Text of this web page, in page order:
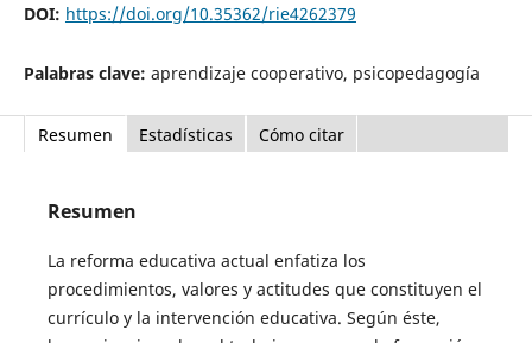
DOI: https://doi.org/10.35362/rie4262379
Palabras clave: aprendizaje cooperativo, psicopedagogía
Resumen Estadísticas Cómo citar
Resumen
La reforma educativa actual enfatiza los
procedimientos, valores y actitudes que constituyen el
currículo y la intervención educativa. Según éste,